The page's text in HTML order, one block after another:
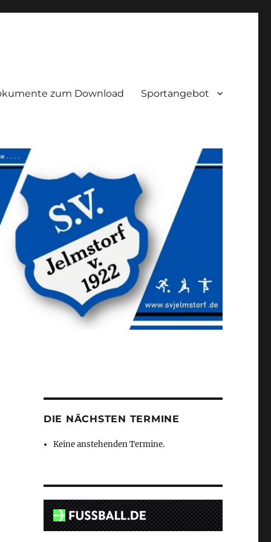
zum Download Sportangebot
DIE NÄCHSTEN TERMINE
Keine anstehenden Termine.